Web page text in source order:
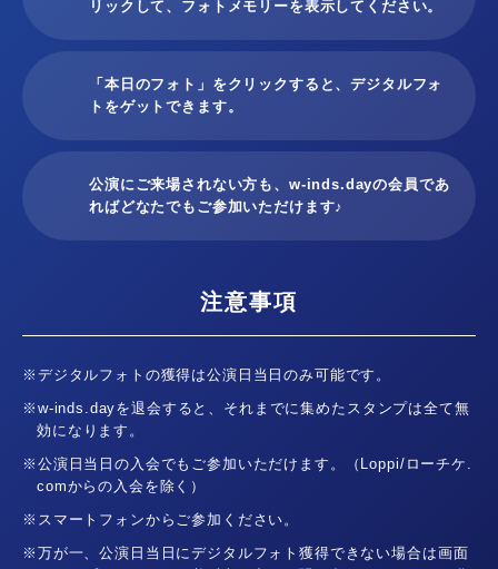
リックして、フォトメモリーを表示してください。
「本日のフォト」をクリックすると、デジタルフォ
トをゲットできます。
公演にご来場されない方も、w-inds.dayの会員であ
ればどなたでもご参加いただけます♪
注意事項
※デジタルフォトの獲得は公演日当日のみ可能です。
※w-inds.dayを退会すると、それまでに集めたスタンプは全て無
効になります。
※公演日当日の入会でもご参加いただけます。（Loppi/ローチケ.
comからの入会を除く）
※スマートフォンからご参加ください。
※万が一、公演日当日にデジタルフォト獲得できない場合は画面